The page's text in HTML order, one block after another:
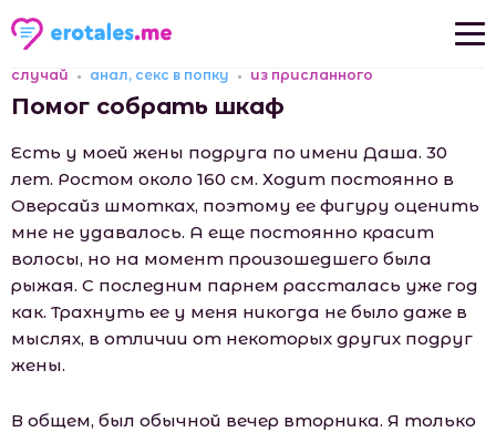
Новые рассказы
Популярные рассказы
случай анал, секс в попку из присланного
Помог собрать шкаф
Есть у моей жены подруга по имени Даша. 30
лет. Ростом около 160 см. Ходит постоянно в
Оверсайз шмотках, поэтому ее фигуру оценить
мне не удавалось. А еще постоянно красит
волосы, но на момент произошедшего была
рыжая. С последним парнем рассталась уже год
как. Трахнуть ее у меня никогда не было даже в
мыслях, в отличии от некоторых других подруг
жены.
В общем, был обычной вечер вторника. Я только